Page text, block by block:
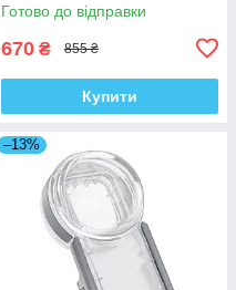
Готово до відправки
670 ₴ 855 ₴
Купити
–13%